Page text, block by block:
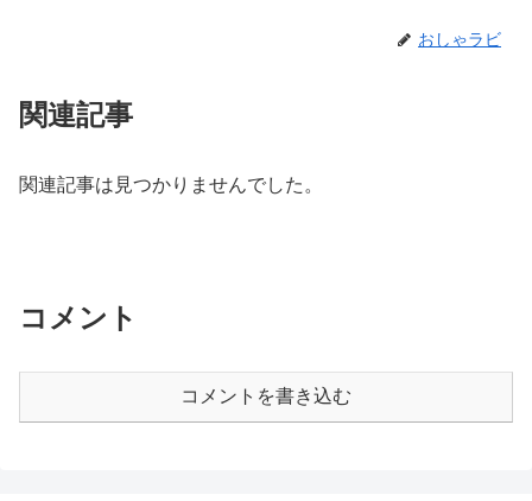
おしゃラビ
関連記事
関連記事は見つかりませんでした。
コメント
コメントを書き込む